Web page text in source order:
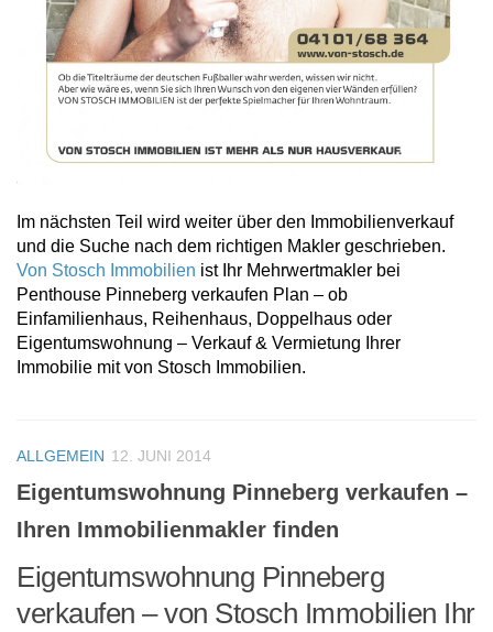
Im nächsten Teil wird weiter über den Immobilienverkauf
und die Suche nach dem richtigen Makler geschrieben.
Von Stosch Immobilien ist Ihr Mehrwertmakler bei
Penthouse Pinneberg verkaufen Plan – ob
Einfamilienhaus, Reihenhaus, Doppelhaus oder
Eigentumswohnung – Verkauf & Vermietung Ihrer
Immobilie mit von Stosch Immobilien.
ALLGEMEIN 12. JUNI 2014
Eigentumswohnung Pinneberg verkaufen –
Ihren Immobilienmakler finden
Eigentumswohnung Pinneberg
verkaufen – von Stosch Immobilien Ihr